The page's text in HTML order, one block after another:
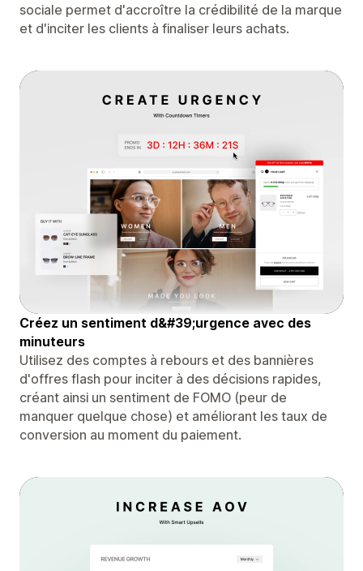
sociale permet d'accroître la crédibilité de la marque
et d'inciter les clients à finaliser leurs achats.
Créez un sentiment d&#39;urgence avec des
minuteurs
Utilisez des comptes à rebours et des bannières
d'offres flash pour inciter à des décisions rapides,
créant ainsi un sentiment de FOMO (peur de
manquer quelque chose) et améliorant les taux de
conversion au moment du paiement.